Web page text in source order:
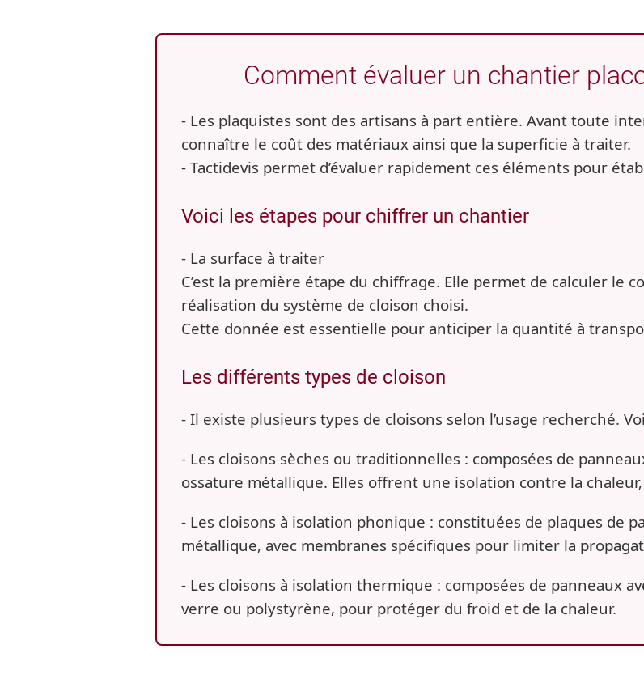
Comment évaluer un chantier
- Les plaquistes sont des artisans à part entière. Avant toute
connaître le coût des matériaux ainsi que la superficie à traiter.
- Tactidevis permet d’évaluer rapidement ces éléments pour
Voici les étapes pour chiffrer un chantier
- La surface à traiter
C’est la première étape du chiffrage. Elle permet de calculer le
réalisation du système de cloison choisi.
Cette donnée est essentielle pour anticiper la quantité à
Les différents types de cloison
- Il existe plusieurs types de cloisons selon l’usage recherché.
- Les cloisons sèches ou traditionnelles : composées de
ossature métallique. Elles offrent une isolation contre la
- Les cloisons à isolation phonique : constituées de plaques de
métallique, avec membranes spécifiques pour limiter la
- Les cloisons à isolation thermique : composées de panneaux
verre ou polystyrène, pour protéger du froid et de la chaleur.